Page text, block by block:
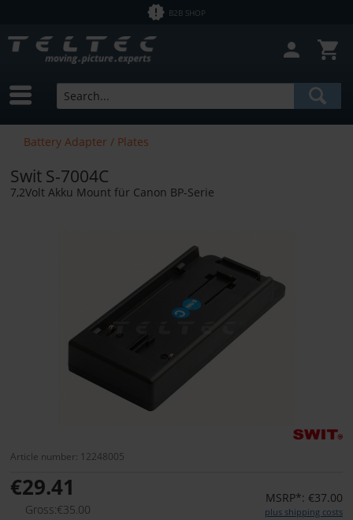
B2B SHOP
Battery Adapter / Plates
Swit S-7004C
7,2Volt Akku Mount für Canon BP-Serie
Article number: 12248005
€29.41
Gross:€35.00
MSRP*: €37.00
plus shipping costs